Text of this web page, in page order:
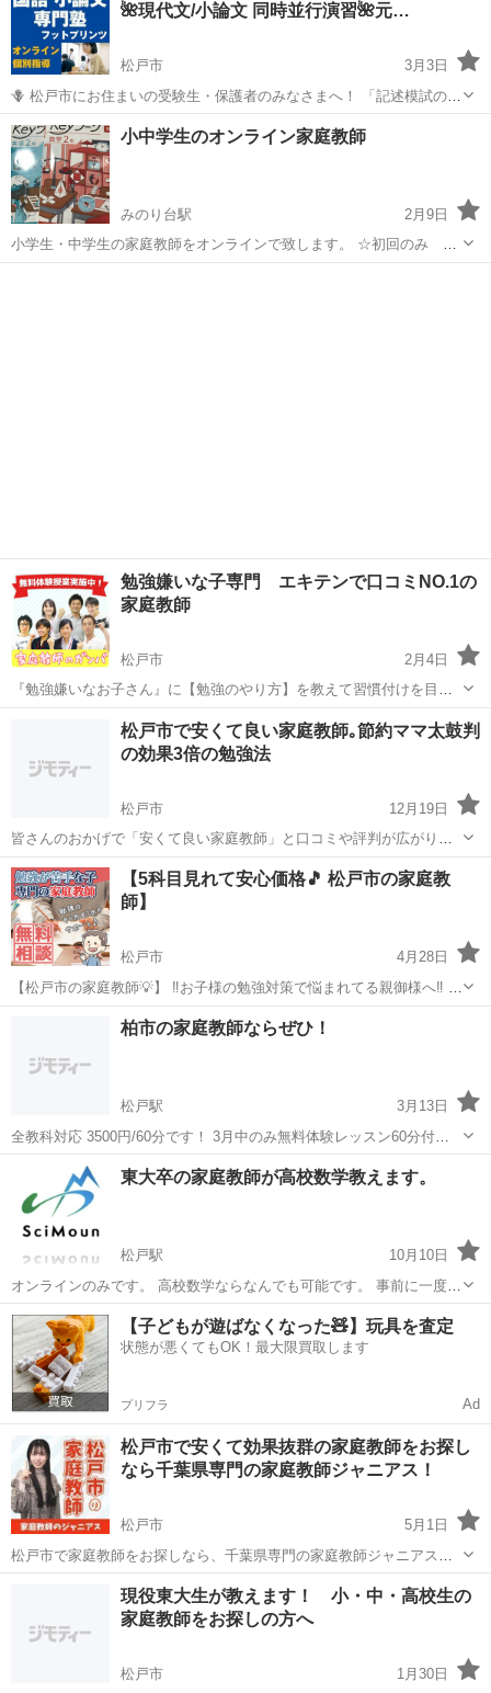
🌺現代文/小論文 同時並行演習🌺元…
松戸市
3月3日
🪻 松戸市にお住まいの受験生・保護者のみなさまへ！ 「記述模試の評
論で点数稼げない！」😢 「小論文を、アルバイトではなくプロの目線
で添削してほしい！」😔 「国語ってどうやって勉強したら、成績が伸
びるの？？？」😩 ...
千葉 松戸市 家庭教師
小中学生のオンライン家庭教師
みのり台駅
2月9日
小学生・中学生の家庭教師をオンラインで致します。 ☆初回のみ お
試し授業30分500円（小中学生一律） 主に公立小中学生対象です。 主
勉強嫌いな子専門 エキテンで口コミNO.1の
家庭教師
松戸市
2月4日
『勉強嫌いなお子さん』に【勉強のやり方】を教えて習慣付けを目指
します！ 1コマ30分 1000円～
━━━━━━━━━━━━━━━━━━━━━━━━━━━━━━━
松戸市 家庭教師 ガンバ
松戸市で安くて良い家庭教師｡節約ママ太鼓判
の効果3倍の勉強法
松戸市
12月19日
皆さんのおかげで「安くて良い家庭教師」と口コミや評判が広がり、
この松戸市の小中学校に通う生徒さんからのご紹介も増えています。
そんな大好評の、勉強が苦手な子ほど点数UPに導いた「効果３倍の勉
強法」を今なら無料の体験授業で教えま...
千葉 松戸市 家庭教師 数学
【5科目見れて安心価格🎵 松戸市の家庭教
師】
松戸市
4月28日
【松戸市の家庭教師💡】 ‼️お子様の勉強対策で悩まれてる親御様へ‼️ ◯
スマホばかりで勉強しない ◯塾に通わせたけど成果が出ない ◯家庭教
師に通わせたいけど料金が高い ◯個人契約は先生との相性が不安 ◯学
校に...
家庭教師 先生
柏市の家庭教師ならぜひ！
松戸駅
3月13日
全教科対応 3500円/60分です！ 3月中のみ無料体験レッスン60分付き
です！ あと3枠だけ！！！！ 今すぐご相談ください！
松戸市 松戸駅 家庭教師 無料
東大卒の家庭教師が高校数学教えます。
松戸駅
10月10日
オンラインのみです。 高校数学ならなんでも可能です。 事前に一度無
料でいいので、30分くらい打ち合わせさせていただけると幸いです。
前払い制で、90分5000円を指定口座に振り込んでいただいてからの授
業になります。
千葉 松戸市 松戸駅 家庭教師 東大卒
【子どもが遊ばなくなった🧸】玩具を査定
状態が悪くてもOK！最大限買取します
プリフラ Ad
松戸市で安くて効果抜群の家庭教師をお探し
なら千葉県専門の家庭教師ジャニアス！
松戸市
5月1日
松戸市で家庭教師をお探しなら、千葉県専門の家庭教師ジャニアスに
お任せください。 勉強が苦手なお子さん、やる気がないお子さん、受
験に不安を抱えているお子さん、不登校のお子さんなど大歓迎！ 私た
ちジャニアスの家庭教師は勉...
松戸市 家庭教師 不登校
現役東大生が教えます！ 小・中・高校生の
家庭教師をお探しの方へ
松戸市 1月30日